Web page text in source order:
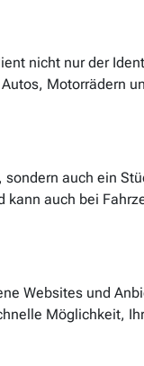
nicht nur der
Motorrädern
auch ein
auch bei
Websites und
Möglichkeit, Ihr